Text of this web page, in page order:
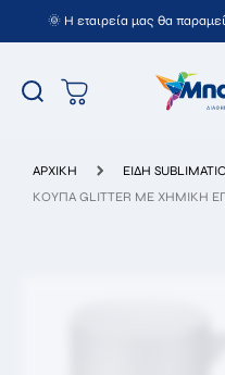
🌞 Η εταιρεία μας θα
ΑΡΧΙΚΉ ΕΙΔΗ
ΚΟΥΠΑ GLITTER ΜΕ ΧΗΜΙΚΗ
ΚΩΔ 2867